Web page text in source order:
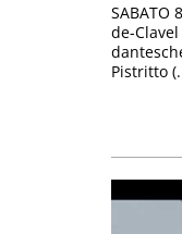
SABATO
de-
Pistritto